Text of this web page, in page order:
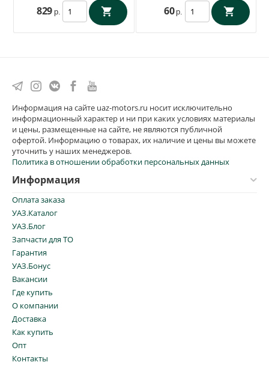
829 р. 60 р.
Информация на сайте uaz-motors.ru носит исключительно
информационный характер и ни при каких условиях материалы
и цены, размещенные на сайте, не являются публичной
офертой. Информацию о товарах, их наличие и цены вы можете
уточнить у наших менеджеров.
Политика в отношении обработки персональных данных
Информация
Оплата заказа
УАЗ.Каталог
УАЗ.Блог
Запчасти для ТО
Гарантия
УАЗ.Бонус
Вакансии
Где купить
О компании
Доставка
Как купить
Опт
Контакты